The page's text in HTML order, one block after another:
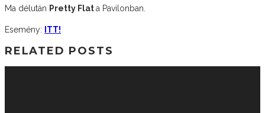
Ma délután Pretty Flata Pavilonban.
Esemény: ITT!
RELATED POSTS